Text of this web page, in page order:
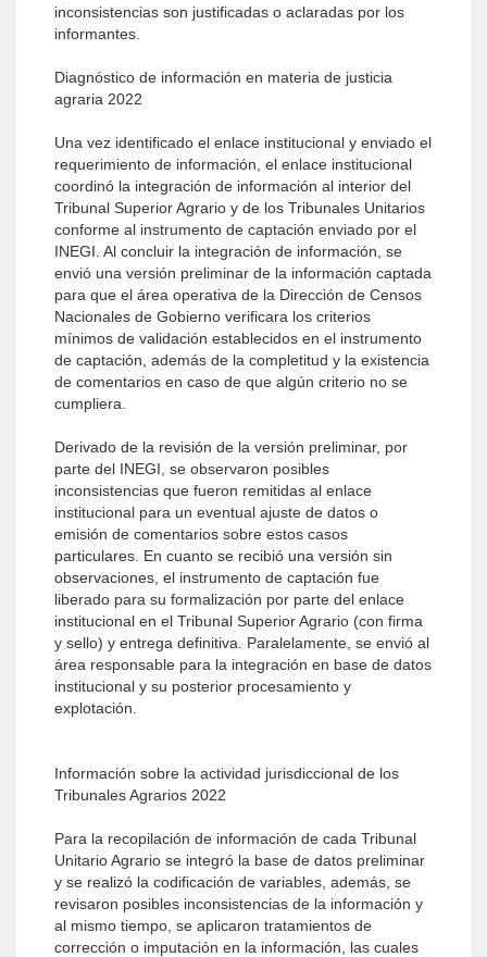
inconsistencias son justificadas o aclaradas por los
informantes.
Diagnóstico de información en materia de justicia
agraria 2022
Una vez identificado el enlace institucional y enviado el
requerimiento de información, el enlace institucional
coordinó la integración de información al interior del
Tribunal Superior Agrario y de los Tribunales Unitarios
conforme al instrumento de captación enviado por el
INEGI. Al concluir la integración de información, se
envió una versión preliminar de la información captada
para que el área operativa de la Dirección de Censos
Nacionales de Gobierno verificara los criterios
mínimos de validación establecidos en el instrumento
de captación, además de la completitud y la existencia
de comentarios en caso de que algún criterio no se
cumpliera.
Derivado de la revisión de la versión preliminar, por
parte del INEGI, se observaron posibles
inconsistencias que fueron remitidas al enlace
institucional para un eventual ajuste de datos o
emisión de comentarios sobre estos casos
particulares. En cuanto se recibió una versión sin
observaciones, el instrumento de captación fue
liberado para su formalización por parte del enlace
institucional en el Tribunal Superior Agrario (con firma
y sello) y entrega definitiva. Paralelamente, se envió al
área responsable para la integración en base de datos
institucional y su posterior procesamiento y
explotación.
Información sobre la actividad jurisdiccional de los
Tribunales Agrarios 2022
Para la recopilación de información de cada Tribunal
Unitario Agrario se integró la base de datos preliminar
y se realizó la codificación de variables, además, se
revisaron posibles inconsistencias de la información y
al mismo tiempo, se aplicaron tratamientos de
corrección o imputación en la información, las cuales